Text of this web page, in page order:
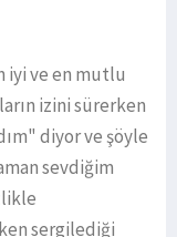
iyi ve en mutlu
izini sürerken
diyor ve şöyle
sevdiğim
sergilediği